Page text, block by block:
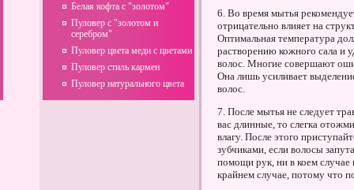
6. Во время мытья
отрицательно влияет на
Оптимальная температура
растворению кожного сала и
волос. Многие совершают
Она лишь усиливает
волос.
7. После мытья не следует
вас длинные, то слегка
влагу. После этого
зубчиками, если волосы
помощи рук, ни в коем случае
крайнем случае, потому что
Белая кофта с "золотом"
Пуловер с "золотом и
серебром"
Пуловер цвета меди с цветами
Пуловер стиль кармен
Пуловер натурального цвета